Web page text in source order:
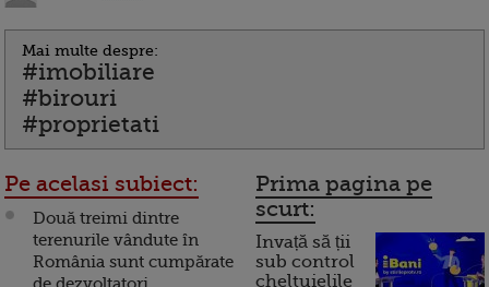
Mai multe despre:
#imobiliare
#birouri
#proprietati
Pe acelasi subiect:
Două treimi dintre
terenurile vândute în
România sunt cumpărate
Prima pagina pe
scurt:
Invață să ții
sub control
cheltuielile